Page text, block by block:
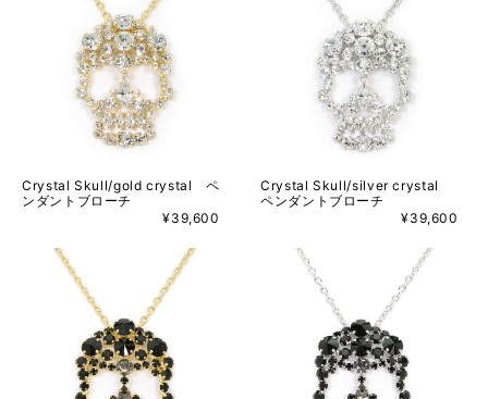
Crystal Skull/gold crystal ペ
ンダントブローチ
¥39,600
Crystal Skull/silver crystal
ペンダントブローチ
¥39,600